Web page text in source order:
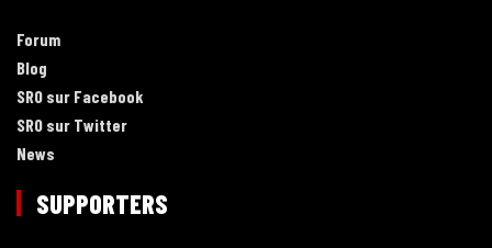
Forum
Blog
SRO sur Facebook
SRO sur Twitter
News
SUPPORTERS